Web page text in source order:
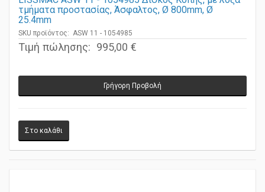
LISSMAC ASW 11 - 1054985 Δίσκος Κοπής, με λοξά
τμήματα προστασίας, Άσφαλτος, Ø 800mm, Ø
25.4mm
SKU προϊόντος: ASW 11 - 1054985
Τιμή πώλησης: 995,00 €